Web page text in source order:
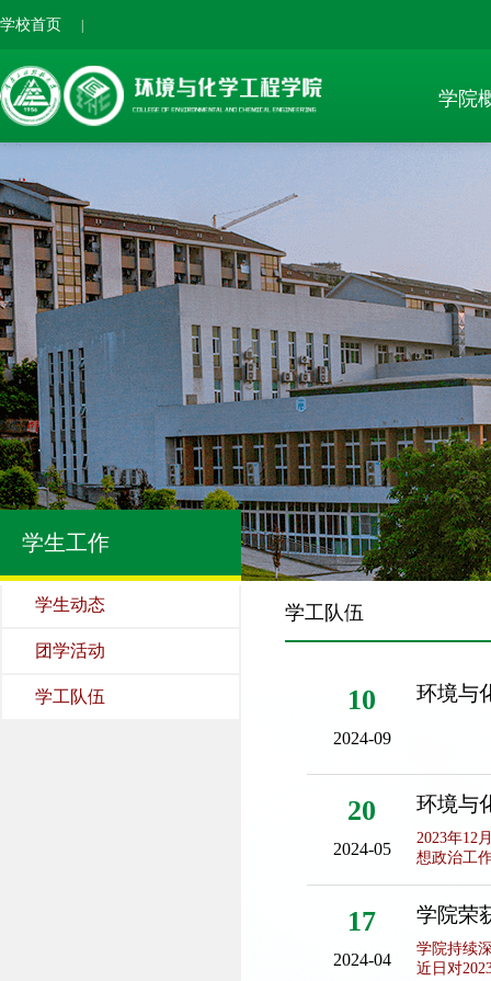
学校首页 |
学院
学生工作
学生动态
团学活动
学工队伍
学工队伍
10
2024-09
环境与
20
2024-05
环境与
2023年12
想政治工
17
2024-04
学院荣
学院持续
近日对